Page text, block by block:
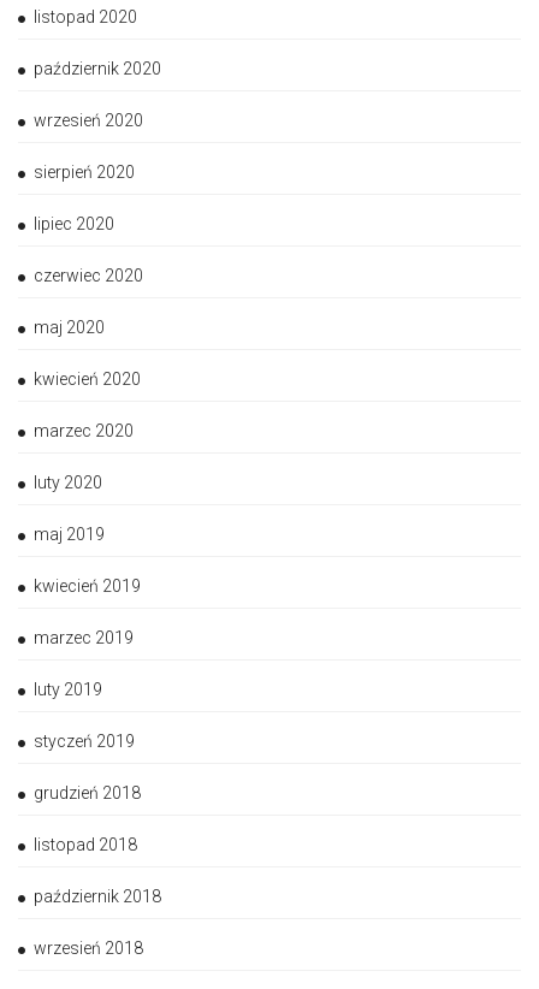
listopad 2020
październik 2020
wrzesień 2020
sierpień 2020
lipiec 2020
czerwiec 2020
maj 2020
kwiecień 2020
marzec 2020
luty 2020
maj 2019
kwiecień 2019
marzec 2019
luty 2019
styczeń 2019
grudzień 2018
listopad 2018
październik 2018
wrzesień 2018